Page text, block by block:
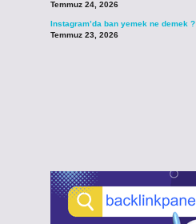
Temmuz 24, 2026
Instagram’da ban yemek ne demek ?
Temmuz 23, 2026